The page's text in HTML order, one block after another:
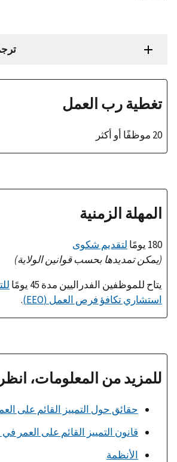
تغطية رب العمل
20 موظفًا أو أكثر
المهلة الزمنية
180 يومًا
لتقديم شكوى
(يمكن تمديدها بحسب قوانين الولاية)
يتاح للموظفين الفدراليين مدة 45 يومًا
استشاري تكافؤ فرص العمل (EEO)
.
للمزيد من المعلومات،
حقائق حول التمييز القائم على
قانون التمييز القائم على العمر
الأنظمة